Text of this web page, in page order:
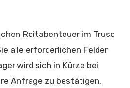
Reitabenteuer im Truso
alle erforderlichen Felder
wird sich in Kürze bei
Anfrage zu bestätigen.